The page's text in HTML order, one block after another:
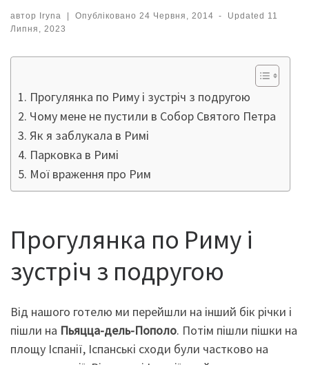
автор Iryna Опубліковано 24 Червня, 2014 - Updated 11
Липня, 2023
Прогулянка по Риму і зустріч з подругою
Чому мене не пустили в Собор Святого Петра
Як я заблукала в Римі
Парковка в Римі
Мої враження про Рим
Прогулянка по Риму і
зустріч з подругою
Від нашого готелю ми перейшли на інший бік річки і
пішли на Пьяцца-дель-Пополо. Потім пішли пішки на
площу Іспанії, Іспанські сходи були частково на